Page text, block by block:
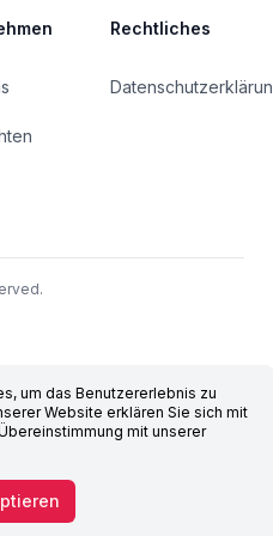
Rechtliches
um das Benutzererlebnis zu
Website erklären Sie sich mit
mit unserer